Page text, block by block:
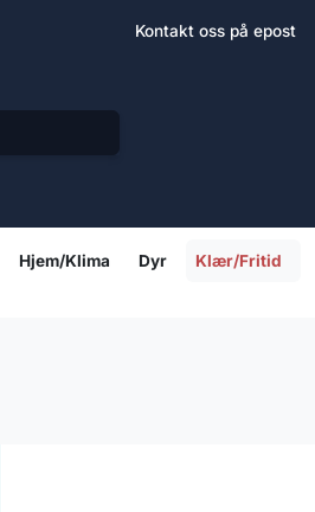
Kontakt oss på epost
Hjem/Klima Dyr Klær/Fritid